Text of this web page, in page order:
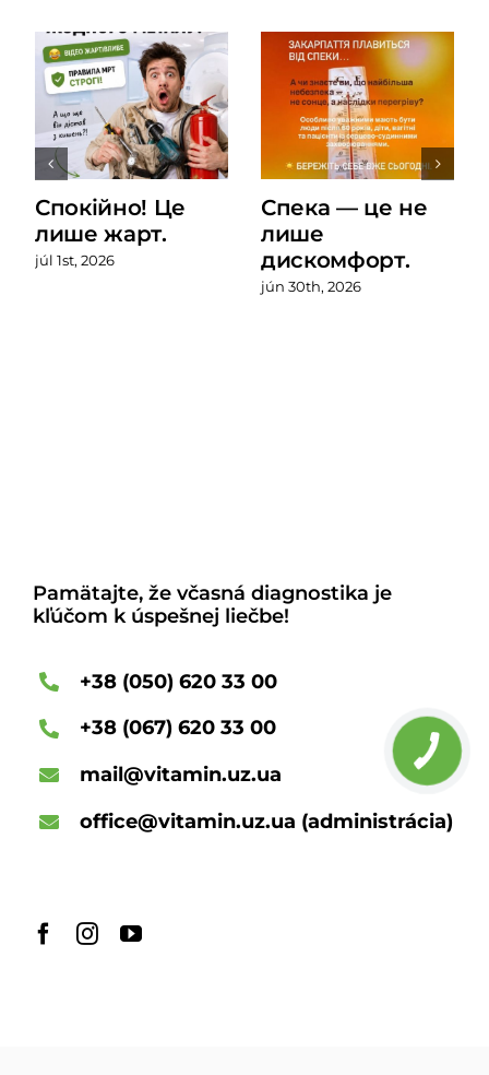
Спокійно! Це
лише жарт.
júl 1st, 2026
Спека — це не
лише
дискомфорт.
jún 30th, 2026
Pamätajte, že včasná diagnostika je
kľúčom k úspešnej liečbe!
+38 (050) 620 33 00
+38 (067) 620 33 00
mail@vitamin.uz.ua
office@vitamin.uz.ua (administrácia)
КНОПКА
ЗВ'ЯЗКУ